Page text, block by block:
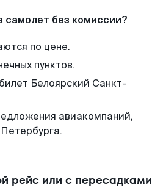
самолет без комиссии?
по цене.
пунктов.
Белоярский Санкт-
авиакомпаний,
рейс или с пересадками